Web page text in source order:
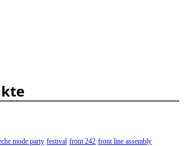
mode party festival front 242 front line assembly